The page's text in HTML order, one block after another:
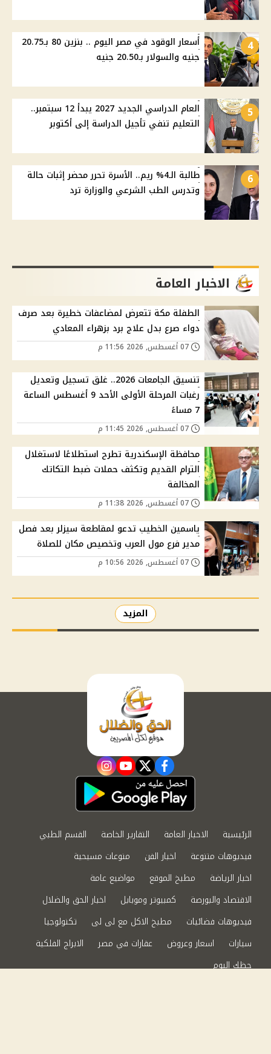
4
أسعار الوقود في مصر اليوم .. بنزين 80 بـ20.75
جنيه والسولار بـ20.50 جنيه
5
العام الدراسي الجديد 2027 يبدأ 12 سبتمبر..
التعليم تنفي تأجيل الدراسة إلى أكتوبر
6
طالبة الـ4% ريم.. الأسرة تحرر محضر إثبات حالة
وتدرس الطب الشرعي والوزارة ترد
الاخبار العامة
الطفلة مكة تتعرض لمضاعفات خطيرة بعد صرف
دواء صرع بدل علاج برد بزهراء المعادي
تنسيق الجامعات 2026.. غلق تسجيل وتعديل
رغبات المرحلة الأولى الأحد 9 أغسطس الساعة
7 مساءً
محافظة الإسكندرية تطرح استطلاعًا لاستغلال
الترام القديم وتكثف حملات ضبط التكاتك
المخالفة
ياسمين الخطيب تدعو لمقاطعة سيزلر بعد فصل
مدير فرع مول العرب وتخصيص مكان للصلاة
المزيد
facebook
twitter
youtube
instagram
الرئيسية الاخبار العامة التقارير الخاصة
القسم الطبي
فيديوهات متنوعة
اخبار الفن
منوعات مسيحية
اخبار الرياضة
مطبخ الموقع
مواضيع عامة
الاقتصاد والبورصة
كمبيوتر وموبايل
اخبار الحق والضلال
فيديوهات فضائيات
مطبخ الاكل مع لى لى
تكنولوجيا
سيارات
اسعار وعروض عقارات في مصر
الابراج الفلكية
حظك اليوم